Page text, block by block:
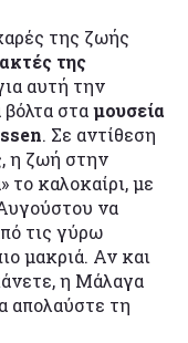
της ζωής
ακτές της
αυτή την
βόλτα σταμουσεία
. Σε αντίθεση
η ζωή στην
το καλοκαίρι, με
να
τις γύρω
μακριά. Αν και
η Μάλαγα
απολαύστε τη